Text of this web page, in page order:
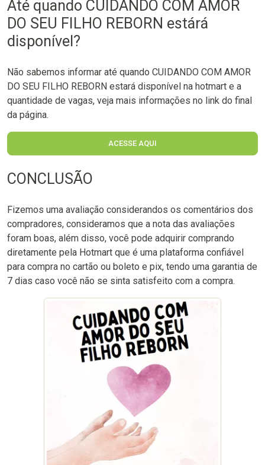
Até quando CUIDANDO COM AMOR
DO SEU FILHO REBORN estárá
disponível?
Não sabemos informar até quando CUIDANDO COM AMOR
DO SEU FILHO REBORN estará disponível na hotmart e a
quantidade de vagas, veja mais informações no link do final
da página.
ACESSE AQUI
CONCLUSÃO
Fizemos uma avaliação considerandos os comentários dos
compradores, consideramos que a nota das avaliações
foram boas, além disso, você pode adquirir comprando
diretamente pela Hotmart que é uma plataforma confiável
para compra no cartão ou boleto e pix, tendo uma garantia de
7 dias caso você não se sinta satisfeito com a compra.